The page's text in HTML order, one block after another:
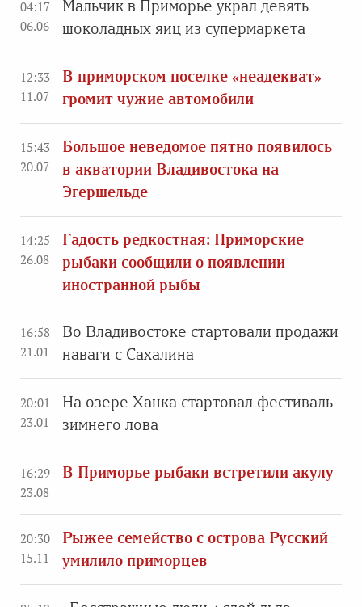
04:17
06.06
Мальчик в Приморье украл девять
шоколадных яиц из супермаркета
12:33
11.07
В приморском поселке «неадекват»
громит чужие автомобили
15:43
20.07
Большое неведомое пятно появилось
в акватории Владивостока на
Эгершельде
14:25
26.08
Гадость редкостная: Приморские
рыбаки сообщили о появлении
иностранной рыбы
16:58
21.01
Во Владивостоке стартовали продажи
наваги с Сахалина
20:01
23.01
На озере Ханка стартовал фестиваль
зимнего лова
16:29
23.08
В Приморье рыбаки встретили акулу
20:30
15.11
Рыжее семейство с острова Русский
умилило приморцев